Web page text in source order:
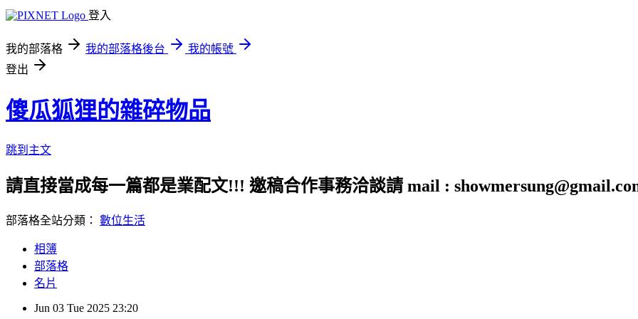
登入
我的部落格 我的部落格後台
我的帳號
登出
傻瓜狐狸的雜碎物品
跳到主文
請直接當成每一篇都是業配文!!! 邀稿合作事務洽談請 mail :
部落格全站分類： 數位生活
相簿
部落格
名片
Jun 03 Tue 2025 23:20